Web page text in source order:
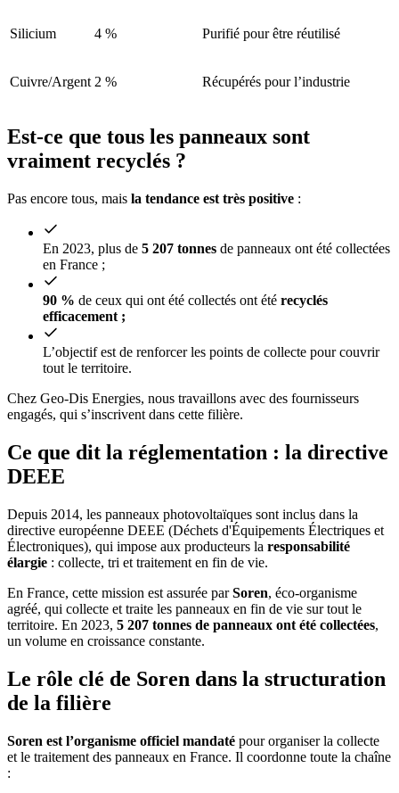
Silicium 4 % Purifié pour être réutilisé
Cuivre/Argent 2 % Récupérés pour l’industrie
Est-ce que tous les panneaux sont
vraiment recyclés ?
Pas encore tous, mais la tendance est très positive :
En 2023, plus de 5 207 tonnes de panneaux ont été collectées
en France ;
90 % de ceux qui ont été collectés ont été recyclés
efficacement ;
L’objectif est de renforcer les points de collecte pour couvrir
tout le territoire.
Chez Geo-Dis Energies, nous travaillons avec des fournisseurs
engagés, qui s’inscrivent dans cette filière.
Ce que dit la réglementation : la directive
DEEE
Depuis 2014, les panneaux photovoltaïques sont inclus dans la
directive européenne DEEE (Déchets d'Équipements Électriques et
Électroniques), qui impose aux producteurs la responsabilité
élargie : collecte, tri et traitement en fin de vie.
En France, cette mission est assurée parSoren, éco-organisme
agréé, qui collecte et traite les panneaux en fin de vie sur tout le
territoire. En 2023, 5 207 tonnes de panneaux ont été collectées,
un volume en croissance constante.
Le rôle clé de Soren dans la structuration
de la filière
Soren est l’organisme officiel mandaté pour organiser la collecte
et le traitement des panneaux en France. Il coordonne toute la chaîne
: